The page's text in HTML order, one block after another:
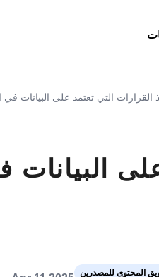
القرارات التي تعتمد على البيانات في
البيانات
المحتوى للمصدرين